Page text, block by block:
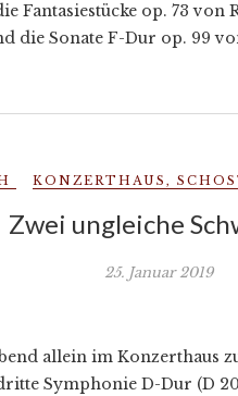
Fantasiestücke op. 73
die Sonate F-Dur op. 99
KONZERTHAUS ,
Zwei ungleiche
25. Januar 2019
allein im Konzerthaus
Symphonie D-Dur (D